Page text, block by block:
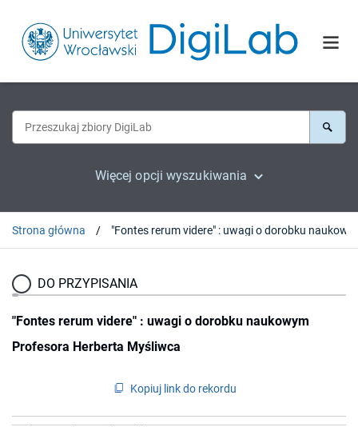
Więcej opcji wyszukiwania
Strona główna
DO PRZYPISANIA
"Fontes rerum videre" : uwagi o dorobku naukowym
Profesora Herberta Myśliwca
Kopiuj link do rekordu